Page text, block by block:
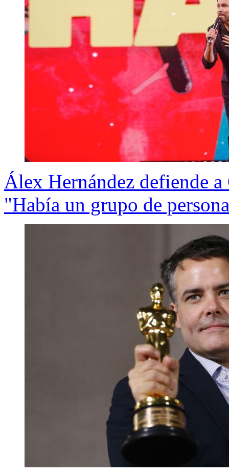
Álex Hernández defiende
"Había un grupo de